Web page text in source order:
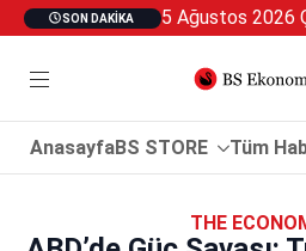
SON DAKIKA
AnasayfaBS STORE Tüm
THE